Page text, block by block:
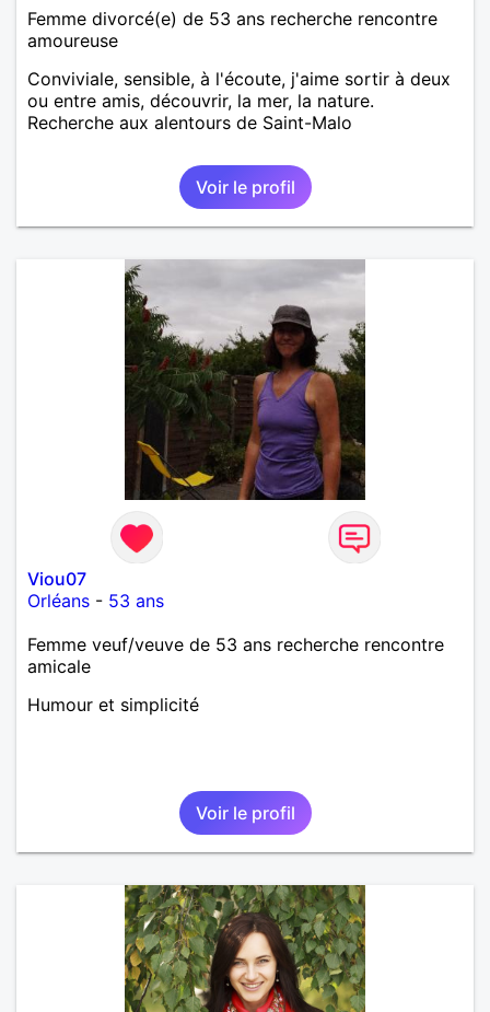
Femme divorcé(e) de 53 ans recherche rencontre
amoureuse
Conviviale, sensible, à l'écoute, j'aime sortir à deux
ou entre amis, découvrir, la mer, la nature.
Recherche aux alentours de Saint-Malo
Voir le profil
Viou07
Orléans - 53 ans
Femme veuf/veuve de 53 ans recherche rencontre
amicale
Humour et simplicité
Voir le profil